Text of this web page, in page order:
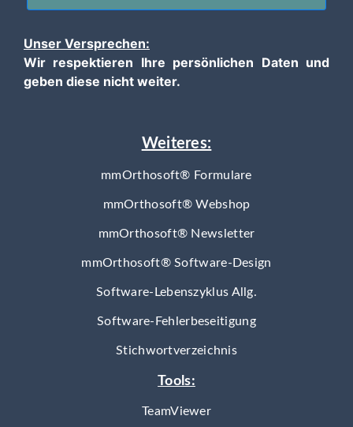
Unser Versprechen:
Wir respektieren Ihre persönlichen Daten und
geben diese nicht weiter.
Weiteres:
mmOrthosoft® Formulare
mmOrthosoft® Webshop
mmOrthosoft® Newsletter
mmOrthosoft® Software-Design
Software-Lebenszyklus Allg.
Software-Fehlerbeseitigung
Stichwortverzeichnis
Tools:
TeamViewer